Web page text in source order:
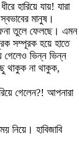
হারিয়ে যায়! যারা
মানুষ।
তুলে ফেলছে। এমন
সম্পূরক হয়ে হাতে
গেলেও ভিন্ন ভিন্ন
থাকুক না থাকুক,
গেলেন?! আপনারা
নিয়ে। হাবিজাবি